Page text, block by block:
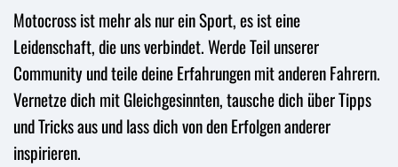
Motocross ist mehr als nur ein Sport, es ist eine
Leidenschaft, die uns verbindet. Werde Teil unserer
Community und teile deine Erfahrungen mit anderen Fahrern.
Vernetze dich mit Gleichgesinnten, tausche dich über Tipps
und Tricks aus und lass dich von den Erfolgen anderer
inspirieren.